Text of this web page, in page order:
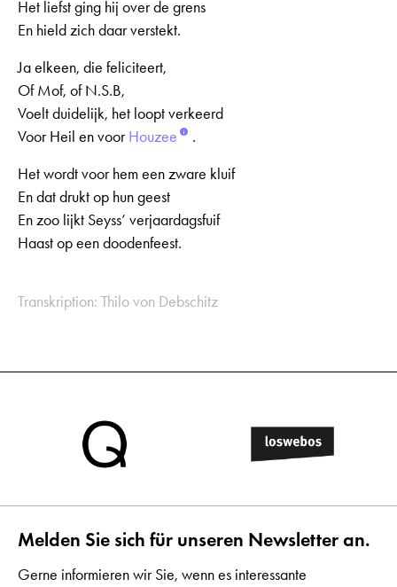
Het liefst ging hij over de grens
En hield zich daar verstekt.
Ja elkeen, die feliciteert,
Of Mof, of N.S.B,
Voelt duidelijk, het loopt verkeerd
Voor Heil en voorHouzee
.
Het wordt voor hem een zware kluif
En dat drukt op hun geest
En zoo lijkt Seyss’ verjaardagsfuif
Haast op een doodenfeest.
Transkription: Thilo von Debschitz
Melden Sie sich für unseren Newsletter an.
Gerne informieren wir Sie, wenn es interessante